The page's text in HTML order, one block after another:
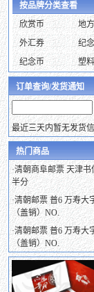
按品牌分类查看
欣赏币
地
外汇券
纪
纪念币
塑
订单查询/发货通知
最近三天内暂无发货
热门商品
·清朝商阜邮票 天津书
半分
·清朝邮票 普6 万寿大
（盖销）NO.
·清朝邮票 普6 万寿大
（盖销）NO.